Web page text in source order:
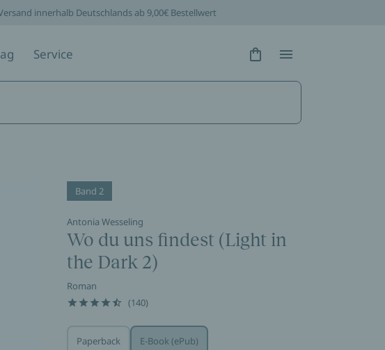
innerhalb Deutschlands ab 9,00€ Bestellwert
Service Hidden Text
Hidden Text
Band 2
Antonia Wesseling
Wo du uns findest (Light in
the Dark 2)
Roman
(140)
Paperback E-Book (ePub)